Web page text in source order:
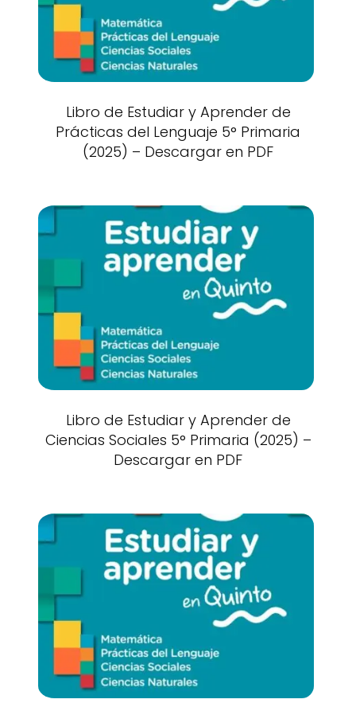
Libro de Estudiar y Aprender de
Prácticas del Lenguaje 5° Primaria
(2025) – Descargar en PDF
Libro de Estudiar y Aprender de
Ciencias Sociales 5° Primaria (2025) –
Descargar en PDF